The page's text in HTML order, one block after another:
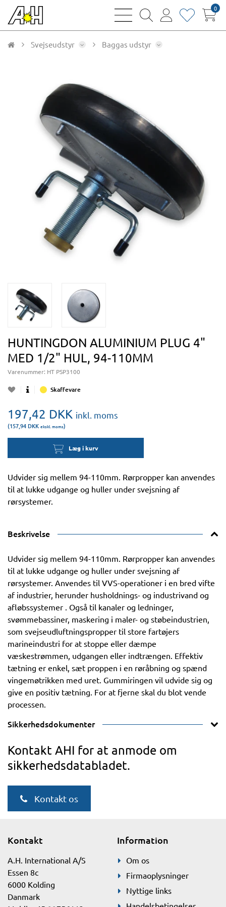
bars
magnifying
user
heart0
Svejseudstyr Baggas udstyr
HUNTINGDON ALUMINIUM PLUG 4"
MED 1/2" HUL, 94-110MM
Varenummer: HT PSP3100
Skaffevare
197,42 DKK inkl. moms
(157,94 DKK ekskl. moms)
Læg i kurv
Udvider sig mellem 94-110mm. Rørpropper kan anvendes
til at lukke udgange og huller under svejsning af
rørsystemer.
Beskrivelse
Udvider sig mellem 94-110mm. Rørpropper kan anvendes
til at lukke udgange og huller under svejsning af
rørsystemer. Anvendes til VVS-operationer i en bred vifte
af industrier, herunder husholdnings- og industrivand og
afløbssystemer . Også til kanaler og ledninger,
svømmebassiner, maskering i maler- og støbeindustrien,
som svejseudluftningspropper til store fartøjers
marineindustri for at stoppe eller dæmpe
væskestrømmen, udgangen eller indtrængen. Effektiv
tætning er enkel, sæt proppen i en røråbning og spænd
vingemøtrikken med uret. Gummiringen vil udvide sig og
give en positiv tætning. For at fjerne skal du blot vende
processen.
Sikkerhedsdokumenter
Kontakt AHI for at anmode om
sikkerhedsdatabladet.
Kontakt os
Kontakt
A.H. International A/S
Essen 8c
6000 Kolding
Danmark
Information
Om os
Firmaoplysninger
Nyttige links